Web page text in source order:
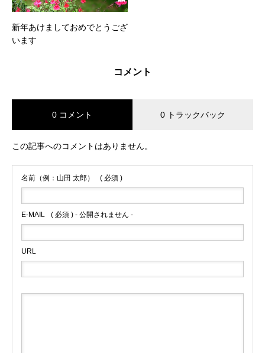
新年あけましておめでとうござ
います
コメント
0 コメント 0 トラックバック
この記事へのコメントはありません。
名前（例：山田 太郎） ( 必須 )
E-MAIL ( 必須 ) - 公開されません -
URL